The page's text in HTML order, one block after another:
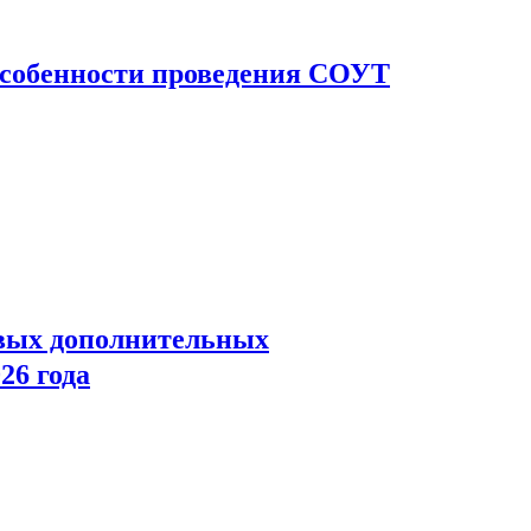
проведения СОУТ
дополнительных
года